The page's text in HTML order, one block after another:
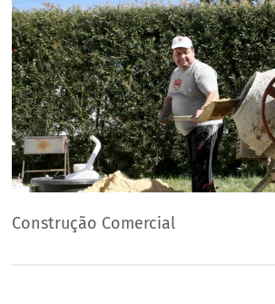
Construção Comercial